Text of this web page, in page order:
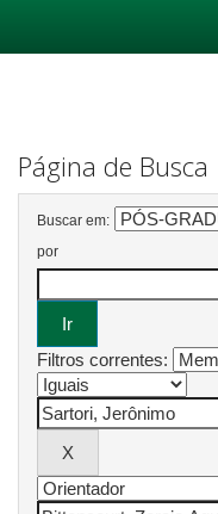
Página de Busca
Buscar em:
por
Filtros correntes: